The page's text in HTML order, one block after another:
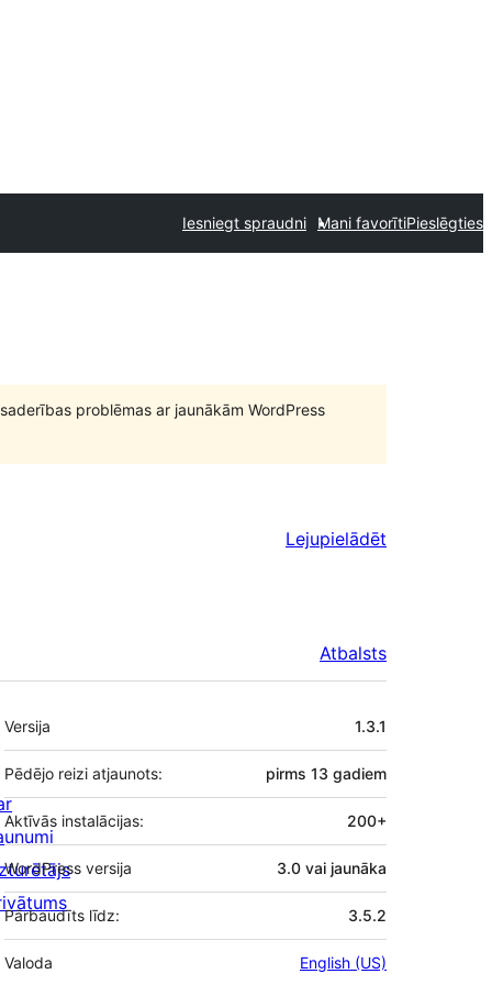
Iesniegt spraudni Mani favorītiPieslēgties
problēmas ar jaunākām WordPress
Lejupielādēt
Atbalsts
Meta
Versija 1.3.1
Pēdējo reizi atjaunots: pirms 13 gadiem
Aktīvās instalācijas: 200+
WordPress versija 3.0 vai jaunāka
Pārbaudīts līdz: 3.5.2
Valoda English (US)